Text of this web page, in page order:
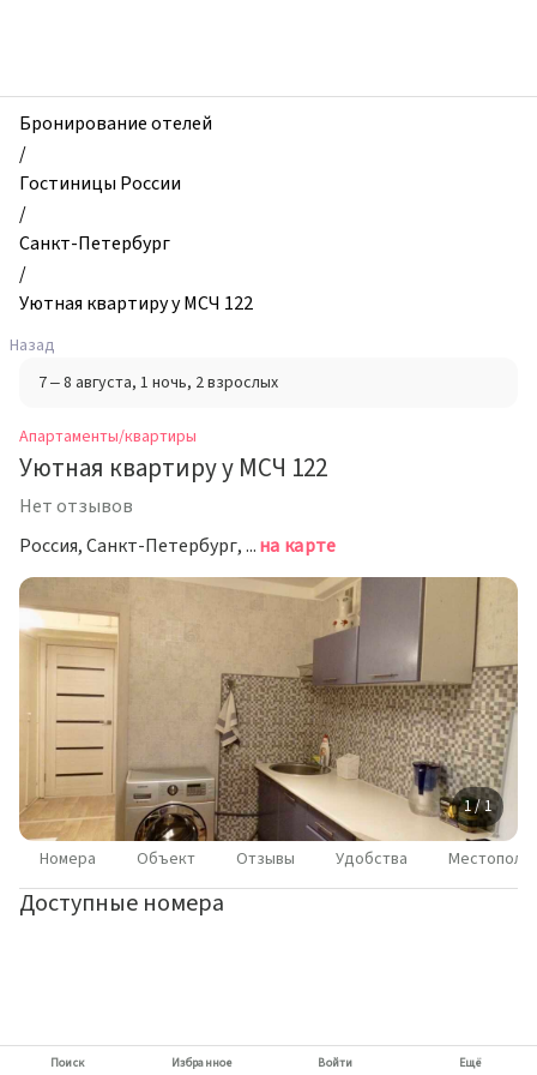
и
квартиры,
Уютная
квартиру
МСЧ
122,
Санкт-
Петербург,
Россия
Бронирование отелей
/
Гостиницы России
/
Санкт-Петербург
/
Уютная квартиру у МСЧ 122
Назад
7 – 8 августа, 1 ночь, 2 взрослых
Апартаменты/квартиры
Уютная квартиру у МСЧ 122
Нет отзывов
Россия, Санкт-Петербург, проспект Луначарского, 70к1на карте
1 / 1
Номера Объект Отзывы Удобства
Доступные номера
Поиск Избранное Войти Ещё